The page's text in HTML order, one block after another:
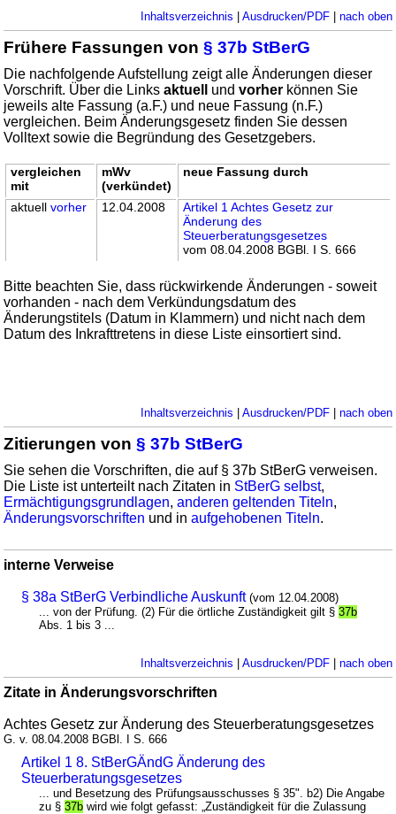
Inhaltsverzeichnis Ausdrucken/PDF| nach oben
Frühere Fassungen von§ 37b StBerG
Die nachfolgende Aufstellung zeigt alle Änderungen dieser
Vorschrift. Über die Linksaktuell undvorher können Sie
jeweils alte Fassung (a.F.) und neue Fassung (n.F.)
vergleichen. Beim Änderungsgesetz finden Sie dessen
Volltext sowie die Begründung des Gesetzgebers.
vergleichen
mit
mWv
(verkündet)
neue Fassung durch
aktuellvorher 12.04.2008
Artikel 1 Achtes Gesetz zur
Änderung des
Steuerberatungsgesetzes
vom 08.04.2008 BGBl. I S. 666
Bitte beachten Sie, dass rückwirkende Änderungen - soweit
vorhanden - nach dem Verkündungsdatum des
Änderungstitels (Datum in Klammern) und nicht nach dem
Datum des Inkrafttretens in diese Liste einsortiert sind.
Inhaltsverzeichnis Ausdrucken/PDF| nach oben
Zitierungen von§ 37b StBerG
Sie sehen die Vorschriften, die auf § 37b StBerG verweisen.
Die Liste ist unterteilt nach Zitaten in StBerG selbst,
Ermächtigungsgrundlagen,anderen geltenden Titeln,
Änderungsvorschriften und inaufgehobenen Titeln.
interne Verweise
§ 38a StBerG Verbindliche Auskunft (vom 12.04.2008)
... von der Prüfung. (2) Für die örtliche Zuständigkeit gilt §37b
Abs. 1 bis 3 ...
Inhaltsverzeichnis Ausdrucken/PDF| nach oben
Zitate in Änderungsvorschriften
Achtes Gesetz zur Änderung des Steuerberatungsgesetzes
G. v. 08.04.2008 BGBl. I S. 666
Artikel 1 8. StBerGÄndG Änderung des
Steuerberatungsgesetzes
... und Besetzung des Prüfungsausschusses § 35". b2) Die Angabe
zu §37b wird wie folgt gefasst: „Zuständigkeit für die Zulassung